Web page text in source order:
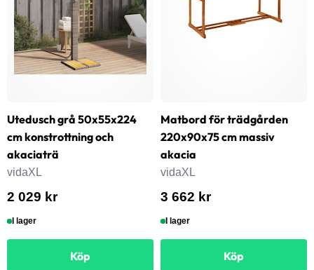
Utedusch grå 50x55x224
cm konstrottning och
akaciaträ
vidaXL
2 029 kr
I lager
Köp
Matbord för trädgården
220x90x75 cm massiv
akacia
vidaXL
3 662 kr
I lager
Köp